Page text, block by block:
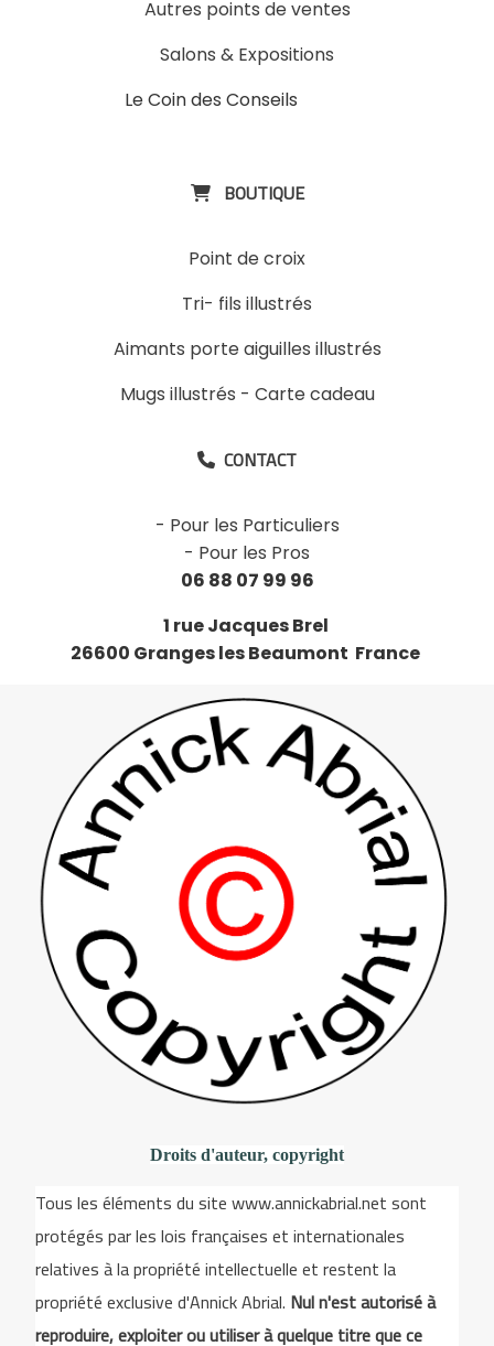
Autres points de ventes
Salons & Expositions
Le Coin des Conseils
 BOUTIQUE
Point de croix
Tri- fils illustrés
Aimants porte aiguilles illustrés
Mugs illustrés - Carte cadeau
 CONTACT
- Pour les Particuliers
- Pour les Pros
06 88 07 99 96
1 rue Jacques Brel
26600 Granges les Beaumont France
Droits d'auteur, copyright
Tous les éléments du site www.annickabrial.net sont
protégés par les lois françaises et internationales
relatives à la propriété intellectuelle et restent la
propriété exclusive d'Annick Abrial. Nul n'est autorisé à
reproduire, exploiter ou utiliser à quelque titre que ce